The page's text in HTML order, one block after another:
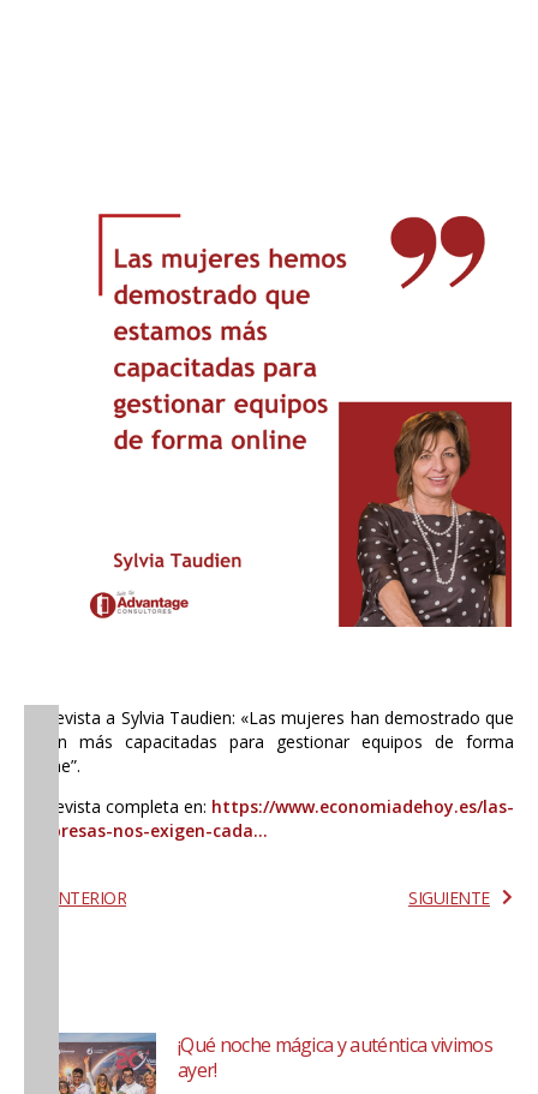
Entrevista a Sylvia Taudien: «Las mujeres han demostrado que
están más capacitadas para gestionar equipos de forma
online”.
Entrevista completa en: https://www.economiadehoy.es/las-
empresas-nos-exigen-cada…
ANTERIOR SIGUIENTE
¡Qué noche mágica y auténtica vivimos
ayer!